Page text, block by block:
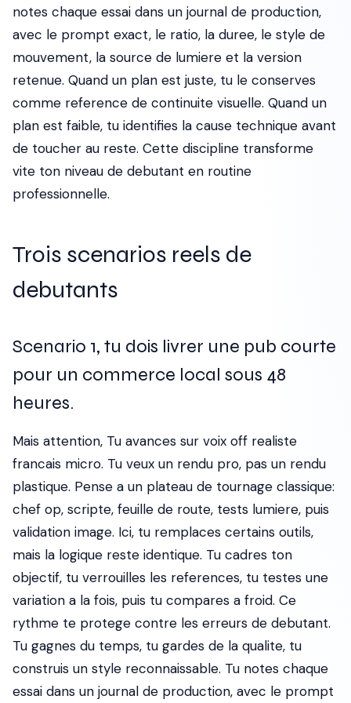
notes chaque essai dans un journal de production,
avec le prompt exact, le ratio, la duree, le style de
mouvement, la source de lumiere et la version
retenue. Quand un plan est juste, tu le conserves
comme reference de continuite visuelle. Quand un
plan est faible, tu identifies la cause technique avant
de toucher au reste. Cette discipline transforme
vite ton niveau de debutant en routine
professionnelle.
Trois scenarios reels de
debutants
Scenario 1, tu dois livrer une pub courte
pour un commerce local sous 48
heures.
Mais attention, Tu avances sur voix off realiste
francais micro. Tu veux un rendu pro, pas un rendu
plastique. Pense a un plateau de tournage classique:
chef op, scripte, feuille de route, tests lumiere, puis
validation image. Ici, tu remplaces certains outils,
mais la logique reste identique. Tu cadres ton
objectif, tu verrouilles les references, tu testes une
variation a la fois, puis tu compares a froid. Ce
rythme te protege contre les erreurs de debutant.
Tu gagnes du temps, tu gardes de la qualite, tu
construis un style reconnaissable. Tu notes chaque
essai dans un journal de production, avec le prompt